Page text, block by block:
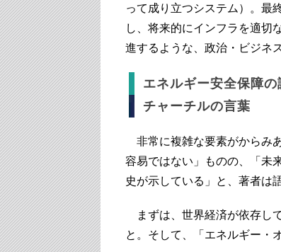
って成り立つシステム）。最
し、将来的にインフラを適切
進するような、政治・ビジネ
エネルギー安全保障
チャーチルの言葉
非常に複雑な要素がからみ
容易ではない」ものの、「未
史が示している」と、著者は語
まずは、世界経済が依存し
と。そして、「エネルギー・